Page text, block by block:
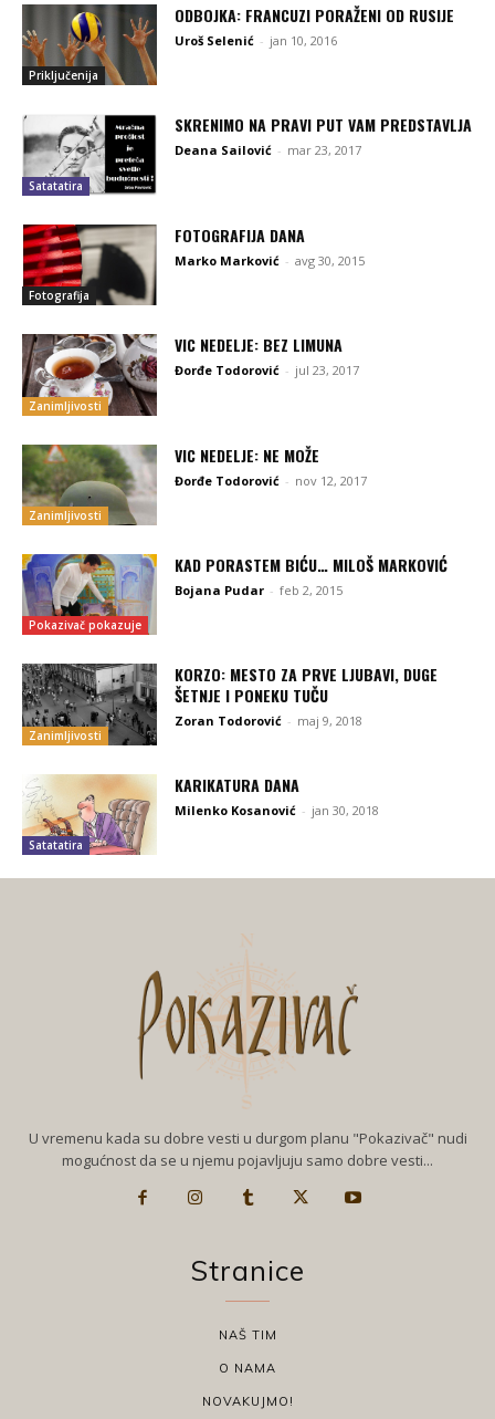
Priključenija
ODBOJKA: FRANCUZI PORAŽENI OD RUSIJE
Uroš Selenić - jan 10, 2016
Satatatira
SKRENIMO NA PRAVI PUT VAM PREDSTAVLJA
Deana Sailović - mar 23, 2017
Fotografija
FOTOGRAFIJA DANA
Marko Marković - avg 30, 2015
Zanimljivosti
VIC NEDELJE: BEZ LIMUNA
Đorđe Todorović - jul 23, 2017
Zanimljivosti
VIC NEDELJE: NE MOŽE
Đorđe Todorović - nov 12, 2017
Pokazivač pokazuje
KAD PORASTEM BIĆU… MILOŠ MARKOVIĆ
Bojana Pudar - feb 2, 2015
Zanimljivosti
KORZO: MESTO ZA PRVE LJUBAVI, DUGE
ŠETNJE I PONEKU TUČU
Zoran Todorović - maj 9, 2018
Satatatira
KARIKATURA DANA
Milenko Kosanović - jan 30, 2018
U vremenu kada su dobre vesti u durgom planu "Pokazivač" nudi
mogućnost da se u njemu pojavljuju samo dobre vesti...
Stranice
NAŠ TIM
O NAMA
NOVAKUJMO!